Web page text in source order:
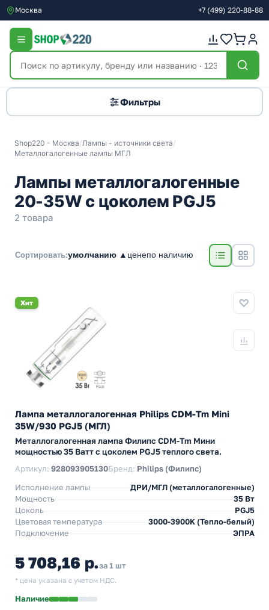
Москва +7 (499) 220-88-88
Фильтры
Shop220 - Москва/Лампы - источники света/
Металлогалогенные лампы МГЛ
Лампы металлогалогенные
20-35W с цоколем PGJ5
2 товара
Сортировать:умолчанию ▲ ценепо наличию
Хит
Лампа металлогалогенная Philips CDM-Tm Mini
35W/930 PGJ5 (МГЛ)
Металлогалогенная лампа Филипс CDM-Tm Мини
мощностью 35 Ватт с цоколем PGJ5 теплого света.
Артикул: 928093905130Бренд: Philips (Филипс)
Исполнение лампы
ДРИ/МГЛ (металлогалогенные)
Мощность
35 Вт
Цоколь
PGJ5
Цветовая температура
3000-3900K (Тепло-белый)
Подключение
ЭПРА
5 708,16 р.за 1 шт
* цена указана с учетом НДС.
Наличие